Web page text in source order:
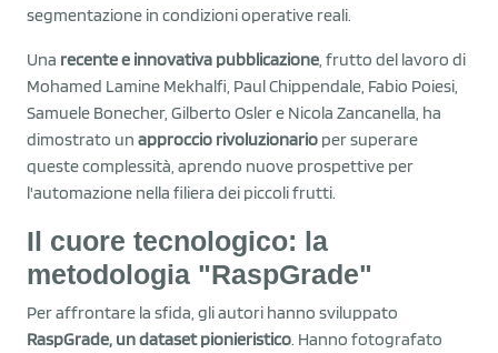
segmentazione in condizioni operative reali.
Una recente e innovativa pubblicazione , frutto del lavoro di
Mohamed Lamine Mekhalfi, Paul Chippendale, Fabio Poiesi,
Samuele Bonecher, Gilberto Osler e Nicola Zancanella, ha
dimostrato un approccio rivoluzionario per superare
queste complessità, aprendo nuove prospettive per
l'automazione nella filiera dei piccoli frutti.
Il cuore tecnologico: la
metodologia "RaspGrade"
Per affrontare la sfida, gli autori hanno sviluppato
RaspGrade, un dataset pionieristico. Hanno fotografato